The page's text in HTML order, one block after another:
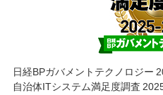
日経BPガバメントテクノロジー
自治体ITシステム満足度調査